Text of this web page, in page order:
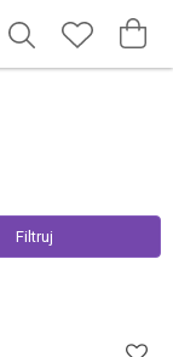
Filtruj